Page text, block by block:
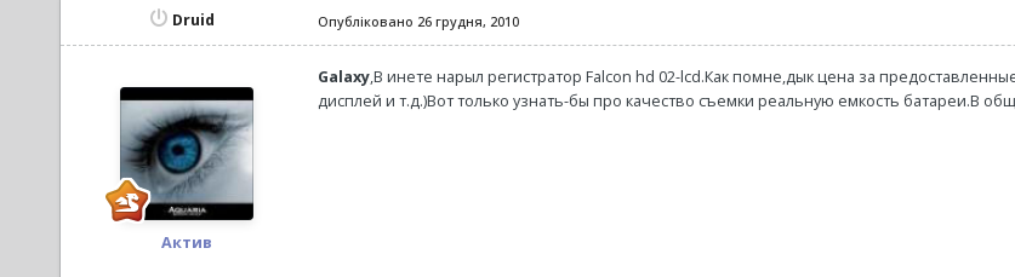
Druid
Актив
Опубліковано 26 грудня, 2010
Galaxy,В инете нарыл регистратор Falcon hd 02-lcd.Как помне,дык цена за
дисплей и т.д.)Вот только узнать-бы про качество съемки реальную емкость батареи.В